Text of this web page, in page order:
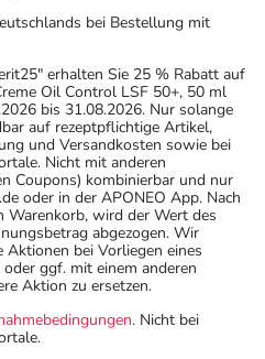
bei Bestellung mit
erhalten Sie 25 % Rabatt auf
Oil Control LSF 50+, 50 ml
bis 31.08.2026. Nur solange
auf rezeptpflichtige Artikel,
und Versandkosten sowie bei
Nicht mit anderen
Coupons) kombinierbar und nur
oder in der APONEO App. Nach
Warenkorb, wird der Wert des
abgezogen. Wir
Aktionen bei Vorliegen eines
ggf. mit einem anderen
Aktion zu ersetzen.
. Nicht bei